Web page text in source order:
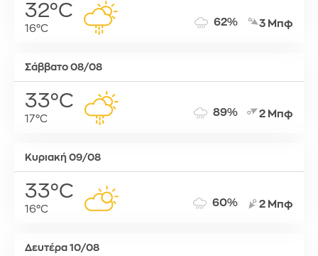
32°C
16°C
62% 3 Μπφ
Σάββατο 08/08
33°C
17°C
89% 2 Μπφ
Κυριακή 09/08
33°C
16°C
60% 2 Μπφ
Δευτέρα 10/08